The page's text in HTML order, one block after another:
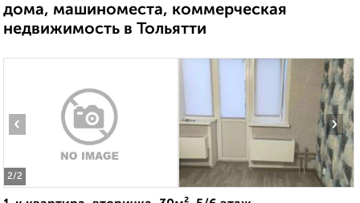
дома, машиноместа, коммерческая
недвижимость в Тольятти
2/2
‹ ›